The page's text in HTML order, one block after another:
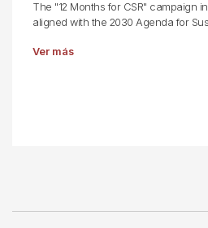
The "12 Months for CSR" campaign
aligned with the 2030 Agenda for
Ver más